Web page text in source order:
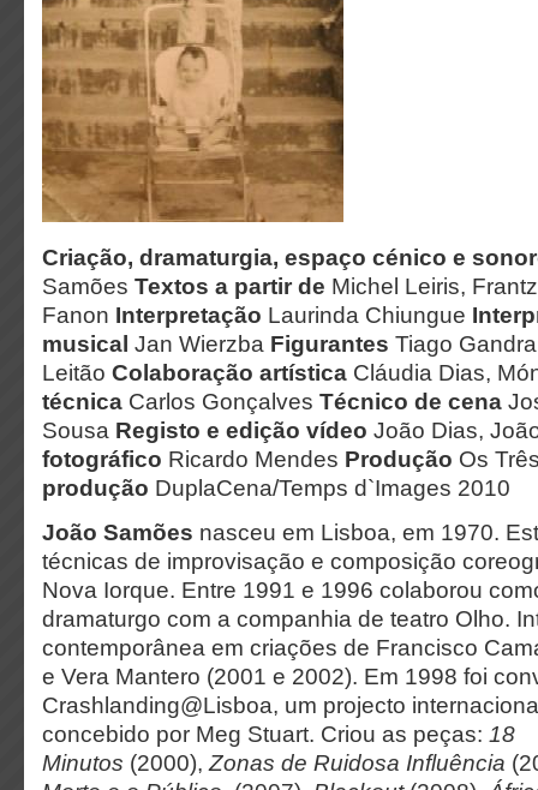
Criação, dramaturgia, espaço cénico e
Samões Textos a partir de Michel Leiris, Frantz
Fanon Interpretação Laurinda Chiungue
musical Jan Wierzba Figurantes Tiago
Leitão Colaboração artística Cláudia Dias,
técnica Carlos Gonçalves Técnico de cena
Sousa Registo e edição vídeo João Dias,
fotográfico Ricardo Mendes Produção Os
produção DuplaCena/Temps d`Images 2010
João Samões nasceu em Lisboa, em 1970.
técnicas de improvisação e composição
Nova Iorque. Entre 1991 e 1996 colaborou
dramaturgo com a companhia de teatro Olho.
contemporânea em criações de Francisco
e Vera Mantero (2001 e 2002). Em 1998 foi
Crashlanding@Lisboa, um projecto
concebido por Meg Stuart. Criou as peças: 18
Minutos (2000), Zonas de Ruidosa Influência